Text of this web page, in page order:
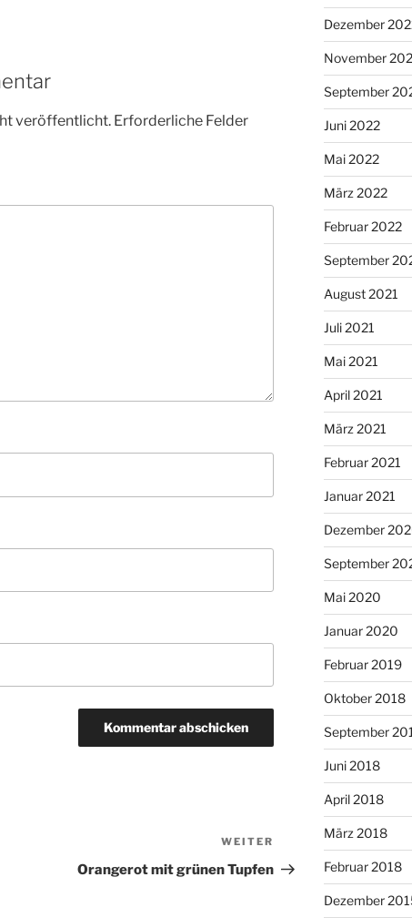
veröffentlicht. Erforderliche Felder
Beitrag
WEITER
Orangerot mit grünen Tupfen
Dezember
November
September
Juni 2022
Mai 2022
März 2022
Februar 2022
September
August 2021
Juli 2021
Mai 2021
April 2021
März 2021
Februar 2021
Januar 2021
Dezember
September
Mai 2020
Januar 2020
Februar 2019
Oktober 2018
September
Juni 2018
April 2018
März 2018
Februar 2018
Dezember